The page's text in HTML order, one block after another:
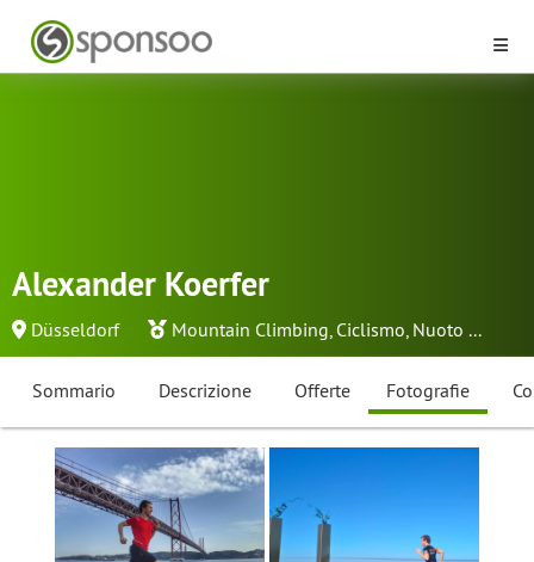
Alexander Koerfer
Düsseldorf Mountain Climbing, Ciclismo, Nuoto ...
Sommario Descrizione Offerte Fotografie